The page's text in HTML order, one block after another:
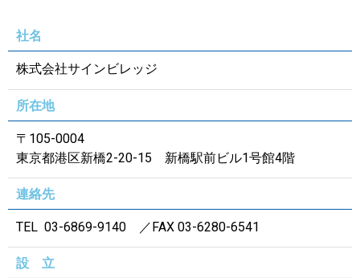
社名
株式会社サインビレッジ
所在地
〒105-0004
東京都港区新橋2-20-15 新橋駅前ビル1号館4階
連絡先
TEL 03-6869-9140 ／FAX 03-6280-6541
設 立